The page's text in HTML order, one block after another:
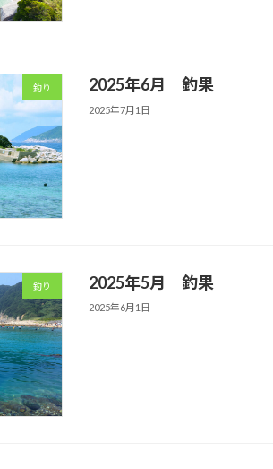
釣り 2025年6月 釣果
2025年7月1日
釣り 2025年5月 釣果
2025年6月1日